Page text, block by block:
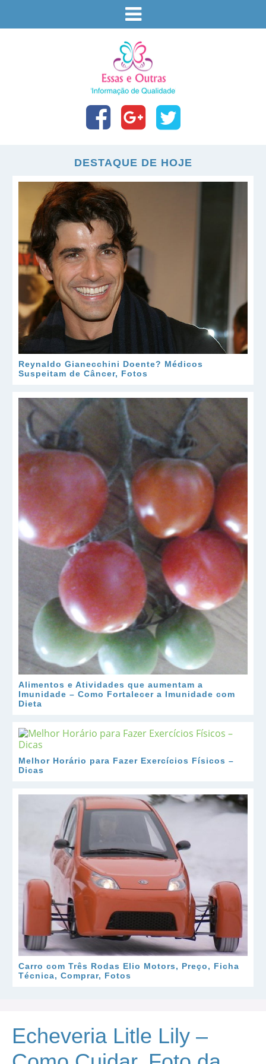
DESTAQUE DE HOJE
Reynaldo Gianecchini Doente? Médicos
Suspeitam de Câncer, Fotos
Alimentos e Atividades que aumentam a
Imunidade – Como Fortalecer a Imunidade com
Dieta
Melhor Horário para Fazer Exercícios Físicos –
Dicas
Carro com Três Rodas Elio Motors, Preço, Ficha
Técnica, Comprar, Fotos
Echeveria Litle Lily –